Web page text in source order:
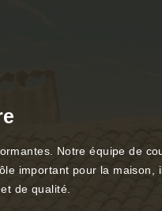
Notre équipe de
important pour la maison,
de qualité.